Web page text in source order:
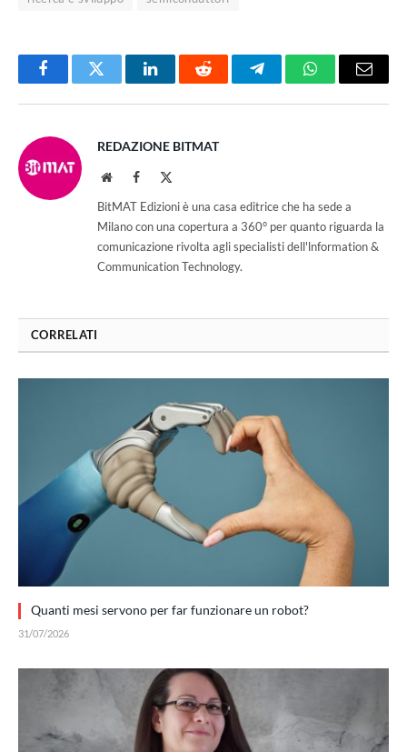
FacebookTwitter LinkedInReddit TelegramWhatsAppEmail
REDAZIONE BITMAT
WebsiteFacebook
BitMAT Edizioni è una casa editrice che ha sede a
Milano con una copertura a 360° per quanto riguarda la
comunicazione rivolta agli specialisti dell'lnformation &
Communication Technology.
CORRELATI
Quanti mesi servono per far funzionare un robot?
31/07/2026